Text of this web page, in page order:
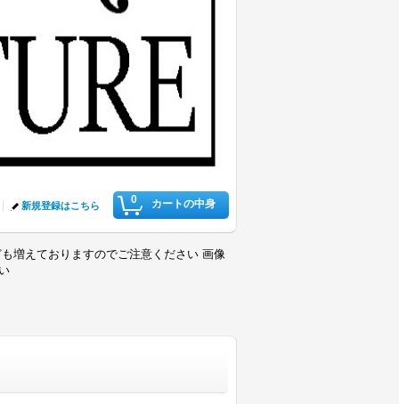
0 カートの中身
新規登録はこちら
増えておりますのでご注意ください 画像
い